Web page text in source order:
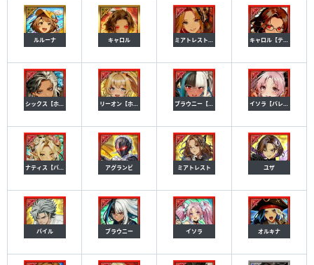
ルルーナ キャロル
シックス【ホワイトデー】
ナティス【バレンタイン】 アグランビ ミアトレスト ユザ
バイル ブラウニー イソラ オルキナ